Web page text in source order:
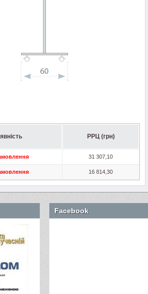
РРЦ (грн)
31 307,10
16 814,30
Facebook